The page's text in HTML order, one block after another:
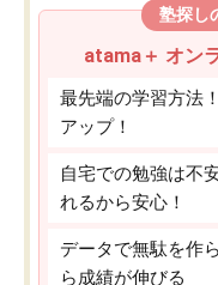
塾探し
atama＋ オン
最先端の学習方法
アップ！
自宅での勉強は不
れるから安心！
データで無駄を作
ら成績が伸びる